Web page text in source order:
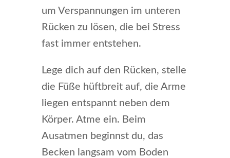
um Verspannungen im unteren
Rücken zu lösen, die bei Stress
fast immer entstehen.
Lege dich auf den Rücken, stelle
die Füße hüftbreit auf, die Arme
liegen entspannt neben dem
Körper. Atme ein. Beim
Ausatmen beginnst du, das
Becken langsam vom Boden